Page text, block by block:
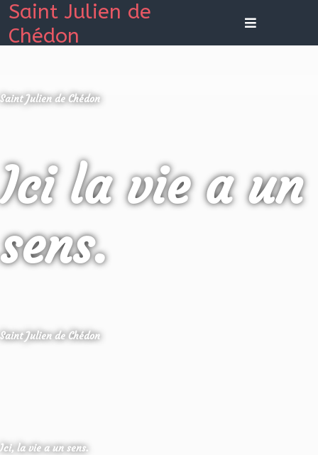
Saint Julien de
Chédon
Saint Julien de Chédon
Ici la vie a un
sens.
Saint Julien de Chédon
Ici, la vie a un sens.